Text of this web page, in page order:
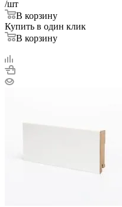
/шт
В корзину
Купить в один клик
В корзину